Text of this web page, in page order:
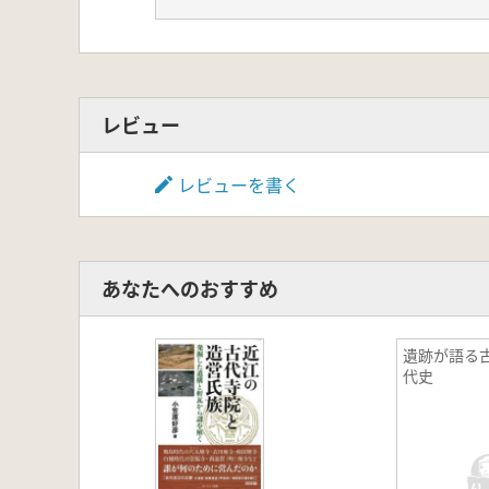
レビュー
レビューを書く
あなたへのおすすめ
遺跡が語る
代史